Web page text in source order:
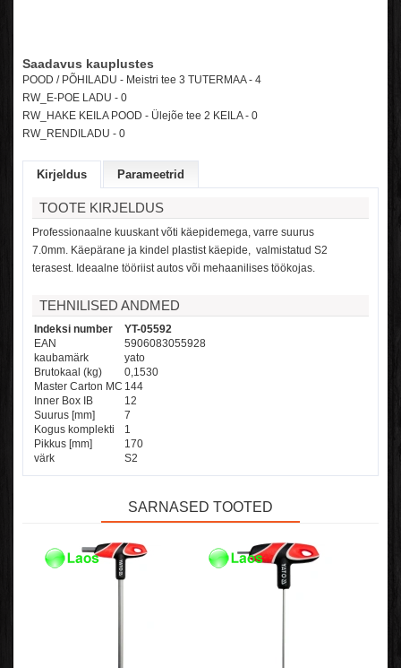
Saadavus kauplustes
POOD / PÕHILADU - Meistri tee 3 TUTERMAA - 4
RW_E-POE LADU - 0
RW_HAKE KEILA POOD - Ülejõe tee 2 KEILA - 0
RW_RENDILADU - 0
Kirjeldus Parameetrid
TOOTE KIRJELDUS
Professionaalne kuuskant võti käepidemega, varre suurus
7.0mm. Käepärane ja kindel plastist käepide, valmistatud S2
terasest. Ideaalne tööriist autos või mehaanilises töökojas.
TEHNILISED ANDMED
Indeksi number
YT-05592
EAN
5906083055928
kaubamärk
yato
Brutokaal (kg)
0,1530
Master Carton MC 144
Inner Box IB
12
Suurus [mm]
7
Kogus komplekti
1
Pikkus [mm]
170
värk
S2
SARNASED TOOTED